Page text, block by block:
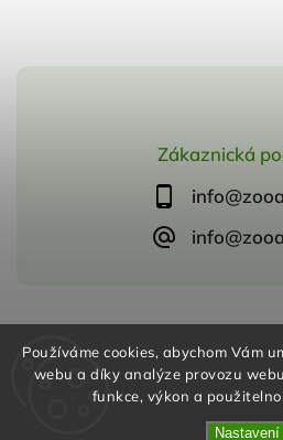
Používáme cookies, abychom Vám
webu a díky analýze provozu
funkce, výkon a
Nastavení
Zákaznická
VytvořilShoptet |